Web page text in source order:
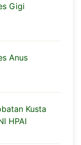
Gigi
Anus
Kusta
HPAI